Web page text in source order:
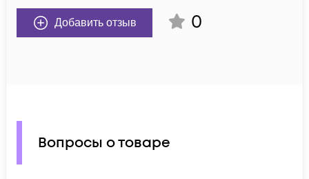
Добавить отзыв 0
Вопросы о товаре